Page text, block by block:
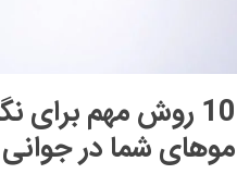
10 روش مهم برای
موهای شما در